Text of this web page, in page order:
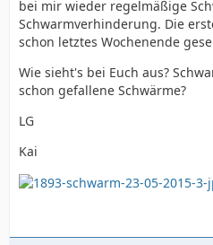
bei mir wieder regelmäßige
Schwarmverhinderung. Die
schon letztes Wochenende
Wie sieht's bei Euch aus?
schon gefallene Schwärme?
LG
Kai